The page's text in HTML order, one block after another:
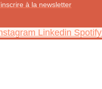
à la newsletter
Linkedin Spotify